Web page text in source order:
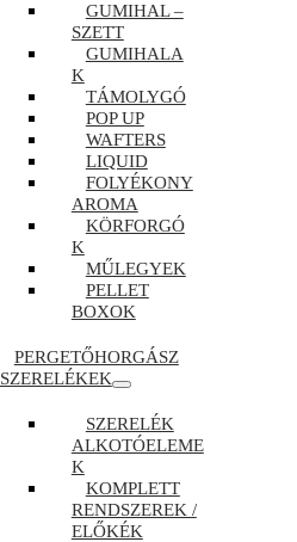
GUMIHAL –
SZETT
GUMIHALA
K
TÁMOLYGÓ
POP UP
WAFTERS
LIQUID
FOLYÉKONY
AROMA
KÖRFORGÓ
K
MŰLEGYEK
PELLET
BOXOK
PERGETŐHORGÁSZ
SZERELÉKEK
SZERELÉK
ALKOTÓELEME
K
KOMPLETT
RENDSZEREK /
ELŐKÉK